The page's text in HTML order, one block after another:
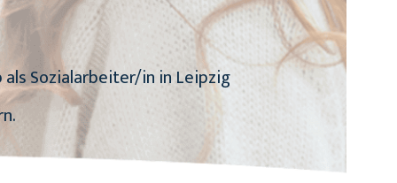
als Sozialarbeiter/in in Leipzig